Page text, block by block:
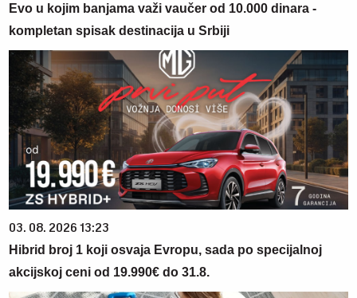
Evo u kojim banjama važi vaučer od 10.000 dinara -
kompletan spisak destinacija u Srbiji
03. 08. 2026 13:23
Hibrid broj 1 koji osvaja Evropu, sada po specijalnoj
akcijskoj ceni od 19.990€ do 31.8.